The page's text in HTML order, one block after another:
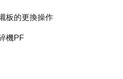
板的更換操作
機PF